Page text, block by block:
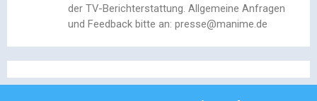
der TV-Berichterstattung. Allgemeine Anfragen
und Feedback bitte an: presse@manime.de